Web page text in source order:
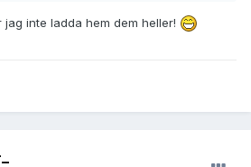
inte ladda hem dem heller!